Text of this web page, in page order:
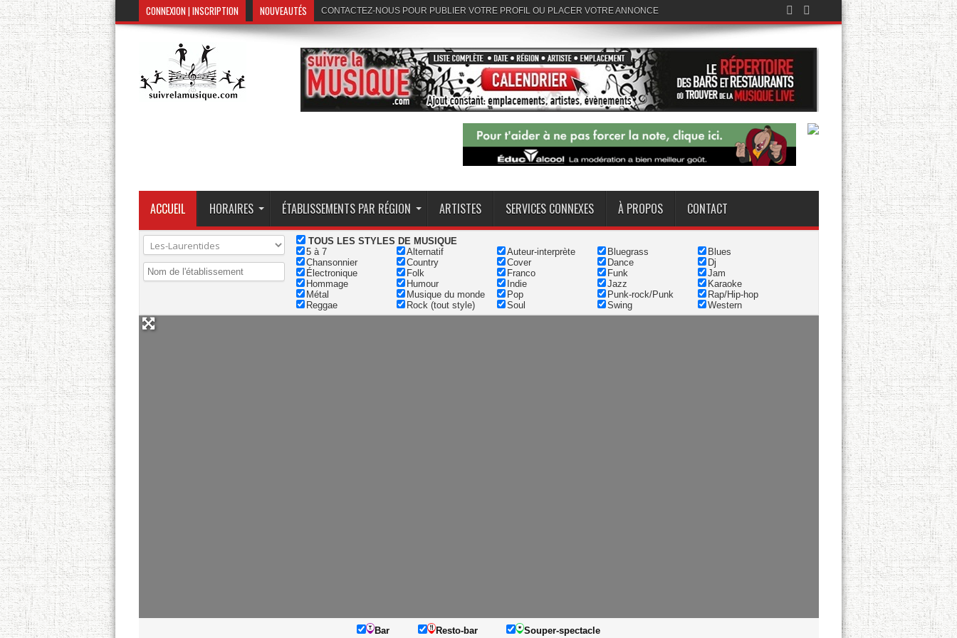
CONNEXION | INSCRIPTION NOUVEAUTÉS CONTACTEZ-NOUS POUR PUBLIER VOTRE PROFIL OU PLACER VOTRE ANNONCE
ACCUEIL HORAIRES ÉTABLISSEMENTS PAR RÉGION ARTISTES SERVICES CONNEXES À PROPOS CONTACT
TOUS LES STYLES DE MUSIQUE
5 à 7
Alternatif Auteur-interprète Bluegrass
Blues
Chansonnier
Country Cover Dance
Dj
Électronique
Folk Franco Funk
Jam
Hommage
Humour Indie Jazz
Karaoke
Métal
Musique du monde Pop Punk-rock/Punk
Rap/Hip-hop
Reggae
Rock (tout style) Soul Swing Western
Bar Resto-bar Souper-spectacle